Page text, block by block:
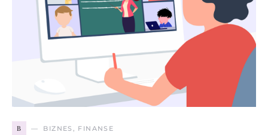
B BIZNES, FINANSE